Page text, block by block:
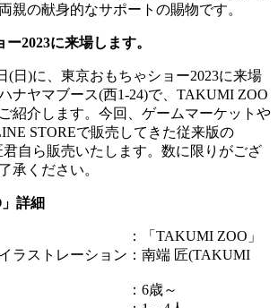
親の献身的なサポートの賜物です。
2023に来場します。
(日)に、東京おもちゃショー2023に来場
ナヤマブース(西1-24)で、TAKUMI ZOO
紹介します。今回、ゲームマーケットや
STOREで販売してきた従来版の
自ら販売いたします。数に限りがござ
承ください。
詳細
「TAKUMI ZOO」
ラストレーション：南端 匠(TAKUMI
：6歳～